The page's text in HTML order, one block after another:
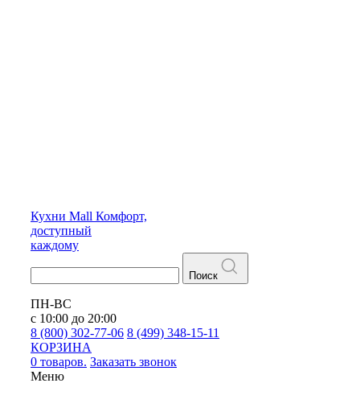
Кухни Mall Комфорт,
доступный
каждому
Поиск
ПН-ВС
с 10:00 до 20:00
8 (800) 302-77-06 8 (499) 348-15-11
КОРЗИНА
0 товаров. Заказать звонок
Меню